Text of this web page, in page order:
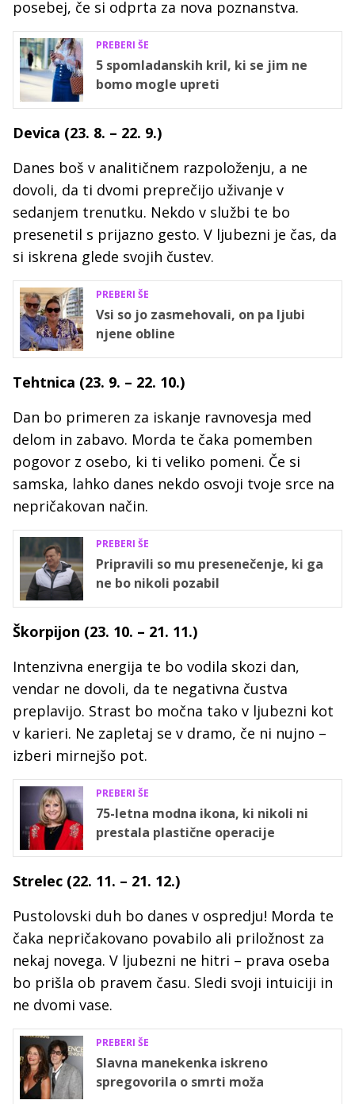
posebej, če si odprta za nova poznanstva.
PREBERI ŠE
5 spomladanskih kril, ki se jim ne
bomo mogle upreti
Devica (23. 8. – 22. 9.)
Danes boš v analitičnem razpoloženju, a ne
dovoli, da ti dvomi preprečijo uživanje v
sedanjem trenutku. Nekdo v službi te bo
presenetil s prijazno gesto. V ljubezni je čas, da
si iskrena glede svojih čustev.
PREBERI ŠE
Vsi so jo zasmehovali, on pa ljubi
njene obline
Tehtnica (23. 9. – 22. 10.)
Dan bo primeren za iskanje ravnovesja med
delom in zabavo. Morda te čaka pomemben
pogovor z osebo, ki ti veliko pomeni. Če si
samska, lahko danes nekdo osvoji tvoje srce na
nepričakovan način.
PREBERI ŠE
Pripravili so mu presenečenje, ki ga
ne bo nikoli pozabil
Škorpijon (23. 10. – 21. 11.)
Intenzivna energija te bo vodila skozi dan,
vendar ne dovoli, da te negativna čustva
preplavijo. Strast bo močna tako v ljubezni kot
v karieri. Ne zapletaj se v dramo, če ni nujno –
izberi mirnejšo pot.
PREBERI ŠE
75-letna modna ikona, ki nikoli ni
prestala plastične operacije
Strelec (22. 11. – 21. 12.)
Pustolovski duh bo danes v ospredju! Morda te
čaka nepričakovano povabilo ali priložnost za
nekaj novega. V ljubezni ne hitri – prava oseba
bo prišla ob pravem času. Sledi svoji intuiciji in
ne dvomi vase.
PREBERI ŠE
Slavna manekenka iskreno
spregovorila o smrti moža